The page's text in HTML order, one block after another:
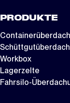
PRODUKTE
Workbox
Lagerzelte
Fahrsilo-